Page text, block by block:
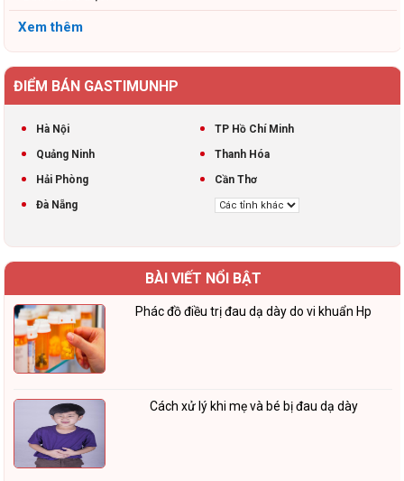
Xem thêm
ĐIỂM BÁN GASTIMUNHP
Hà Nội
TP Hồ Chí Minh
Quảng Ninh
Thanh Hóa
Hải Phòng
Cần Thơ
Đà Nẵng
BÀI VIẾT NỔI BẬT
Phác đồ điều trị đau dạ dày do vi khuẩn Hp
Cách xử lý khi mẹ và bé bị đau dạ dày